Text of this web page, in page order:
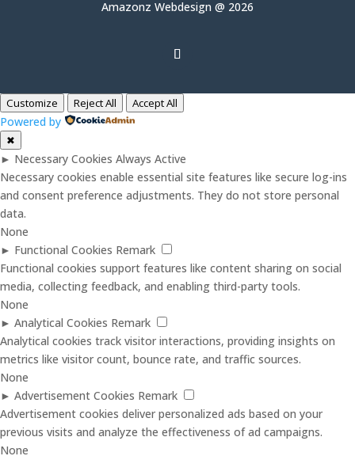
Amazonz Webdesign @ 2026
Customize Reject All Accept All
Powered by
✖
► Necessary Cookies Always Active
Necessary cookies enable essential site features like secure log-ins
and consent preference adjustments. They do not store personal
data.
None
► Functional Cookies Remark
Functional cookies support features like content sharing on social
media, collecting feedback, and enabling third-party tools.
None
► Analytical Cookies Remark
Analytical cookies track visitor interactions, providing insights on
metrics like visitor count, bounce rate, and traffic sources.
None
► Advertisement Cookies Remark
Advertisement cookies deliver personalized ads based on your
previous visits and analyze the effectiveness of ad campaigns.
None